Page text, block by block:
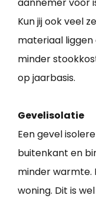
Kun jij ook veel
materiaal liggen
minder
op jaarbasis.
Gevelisolatie
Een gevel
buitenkant en
minder warmte.
woning. Dit is